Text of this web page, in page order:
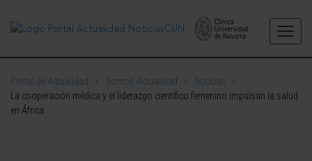
Portal de Actualidad > Somos Actualidad > Noticias
>
La cooperación médica y el liderazgo científico femenino impulsan la salud
en África